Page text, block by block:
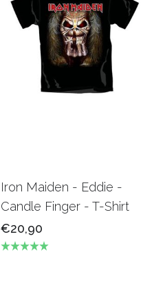
Iron Maiden - Eddie -
Candle Finger - T-Shirt
€20,90